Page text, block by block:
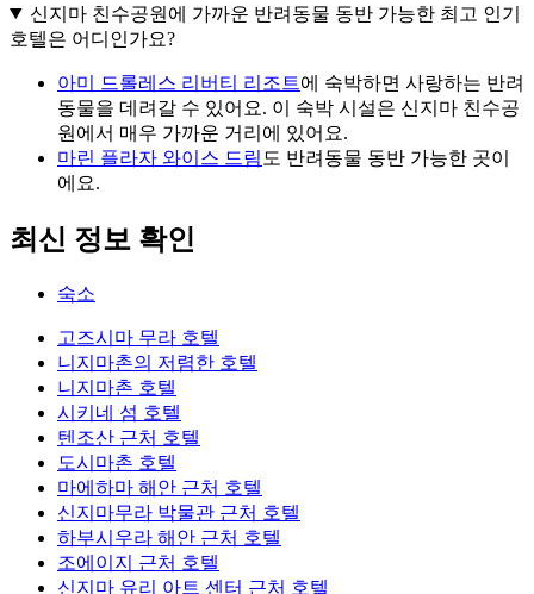
신지마 친수공원에 가까운 반려동물 동반 가능한 최고 인기
호텔은 어디인가요?
아미 드롤레스 리버티 리조트에 숙박하면 사랑하는 반려
동물을 데려갈 수 있어요. 이 숙박 시설은 신지마 친수공
원에서 매우 가까운 거리에 있어요.
마린 플라자 와이스 드림 도 반려동물 동반 가능한 곳이
에요.
최신 정보 확인
숙소
고즈시마 무라 호텔
니지마촌의 저렴한 호텔
니지마촌 호텔
시키네 섬 호텔
텐조산 근처 호텔
도시마촌 호텔
마에하마 해안 근처 호텔
신지마무라 박물관 근처 호텔
하부시우라 해안 근처 호텔
조에이지 근처 호텔
신지마 유리 아트 센터 근처 호텔